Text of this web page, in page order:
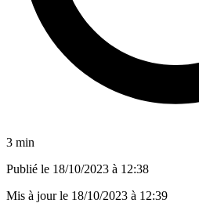
3 min
Publié le 18/10/2023 à 12:38
Mis à jour le 18/10/2023 à 12:39